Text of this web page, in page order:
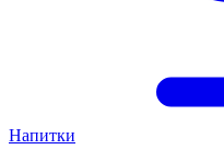
Напитки